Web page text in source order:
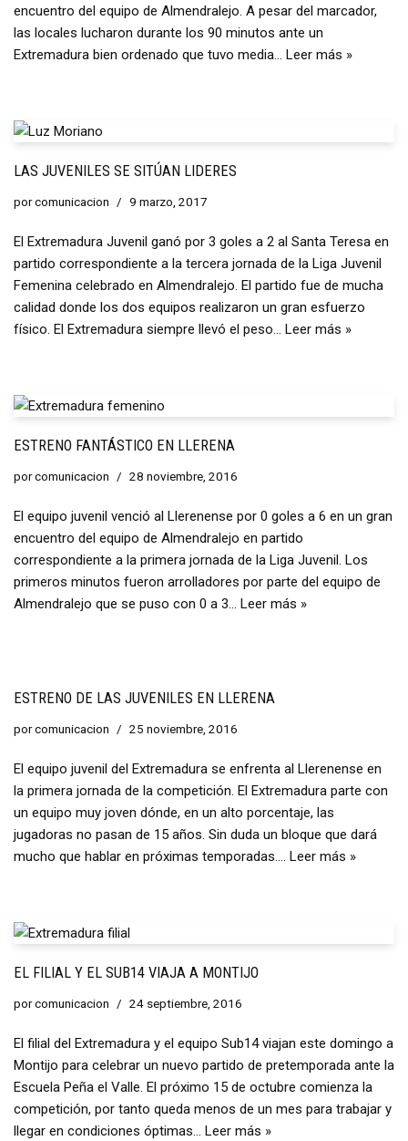
encuentro del equipo de Almendralejo. A pesar del marcador,
las locales lucharon durante los 90 minutos ante un
Extremadura bien ordenado que tuvo media… Leer más »
LAS JUVENILES SE SITÚAN LIDERES
porcomunicacion 9 marzo, 2017
El Extremadura Juvenil ganó por 3 goles a 2 al Santa Teresa en
partido correspondiente a la tercera jornada de la Liga Juvenil
Femenina celebrado en Almendralejo. El partido fue de mucha
calidad donde los dos equipos realizaron un gran esfuerzo
físico. El Extremadura siempre llevó el peso… Leer más »
ESTRENO FANTÁSTICO EN LLERENA
porcomunicacion 28 noviembre, 2016
El equipo juvenil venció al Llerenense por 0 goles a 6 en un gran
encuentro del equipo de Almendralejo en partido
correspondiente a la primera jornada de la Liga Juvenil. Los
primeros minutos fueron arrolladores por parte del equipo de
Almendralejo que se puso con 0 a 3… Leer más »
ESTRENO DE LAS JUVENILES EN LLERENA
porcomunicacion 25 noviembre, 2016
El equipo juvenil del Extremadura se enfrenta al Llerenense en
la primera jornada de la competición. El Extremadura parte con
un equipo muy joven dónde, en un alto porcentaje, las
jugadoras no pasan de 15 años. Sin duda un bloque que dará
mucho que hablar en próximas temporadas.… Leer más »
EL FILIAL Y EL SUB14 VIAJA A MONTIJO
porcomunicacion 24 septiembre, 2016
El filial del Extremadura y el equipo Sub14 viajan este domingo a
Montijo para celebrar un nuevo partido de pretemporada ante la
Escuela Peña el Valle. El próximo 15 de octubre comienza la
competición, por tanto queda menos de un mes para trabajar y
llegar en condiciones óptimas… Leer más »